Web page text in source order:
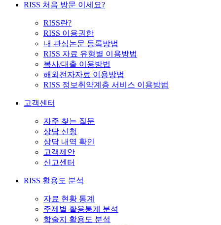
RISS 처음 방문 이세요?
RISS란?
RISS 이용권한
내 관심논문 등록방법
RISS 자료 유형별 이용방법
복사/대출 이용방법
해외전자자료 이용방법
RISS 정보취약계층 서비스 이용방법
고객센터
자주 찾는 질문
상담 신청
상담 내역 확인
고객제안
신고센터
RISS 활용도 분석
자료 현황 통계
주제별 활용통계 분석
학술지 활용도 분석